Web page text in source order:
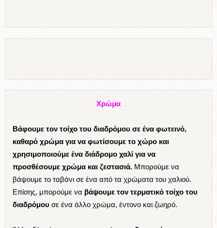
Χρώμα
Βάφουμε τον τοίχο του διαδρόμου σε ένα φωτεινό,
καθαρό χρώμα για να φωτίσουμε το χώρο και
χρησιμοποιούμε ένα διάδρομο χαλί για να
προσθέσουμε χρώμα και ζεστασιά. Μπορούμε να
βάψουμε το ταβάνι σε ένα από τα χρώματα του χαλιού.
Επίσης, μπορούμε να βάψουμε τον τερματικό τοίχο του
διαδρόμου σε ένα άλλο χρώμα, έντονο και ζωηρό.